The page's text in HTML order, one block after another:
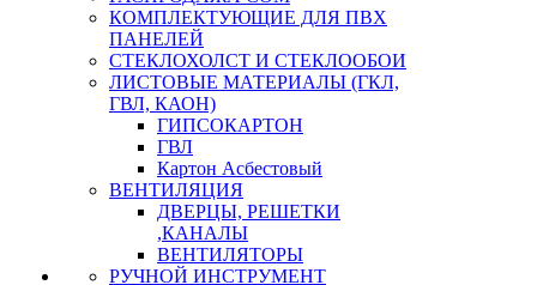
КОМПЛЕКТУЮЩИЕ ДЛЯ ПВХ
ПАНЕЛЕЙ
СТЕКЛОХОЛСТ И СТЕКЛООБОИ
ЛИСТОВЫЕ МАТЕРИАЛЫ (ГКЛ,
ГВЛ, КАОН)
ГИПСОКАРТОН
ГВЛ
Картон Асбестовый
ВЕНТИЛЯЦИЯ
ДВЕРЦЫ, РЕШЕТКИ
,КАНАЛЫ
ВЕНТИЛЯТОРЫ
РУЧНОЙ ИНСТРУМЕНТ